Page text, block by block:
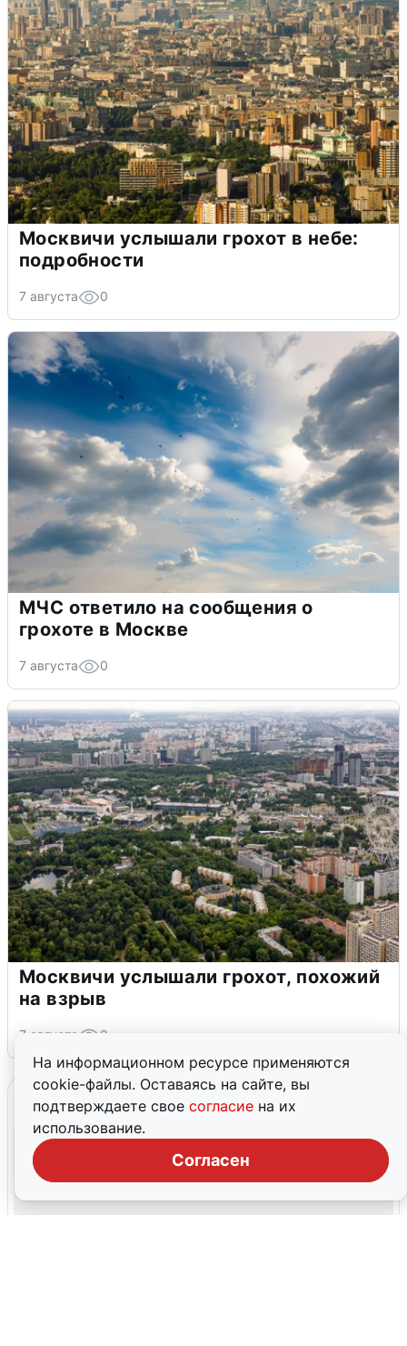
На информационном ресурсе применяются
cookie-файлы. Оставаясь на сайте, вы
подтверждаете свое согласие на их
использование.
Согласен
Москвичи услышали грохот в небе:
подробности
7 августа 0
МЧС ответило на сообщения о
грохоте в Москве
7 августа 0
Москвичи услышали грохот, похожий
на взрыв
7 августа 0